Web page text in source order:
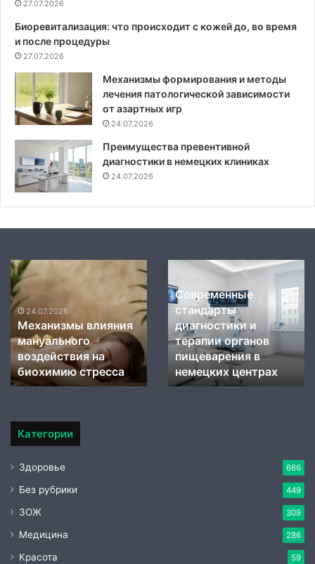
27.07.2026
Биоревитализация: что происходит с кожей до, во время
и после процедуры
27.07.2026
Механизмы формирования и методы
лечения патологической зависимости
от азартных игр
24.07.2026
Преимущества превентивной
диагностики в немецких клиниках
24.07.2026
Механизмы
влияния
мануального
воздействия
на
биохимию
стресса
24.07.2026
Механизмы влияния
мануального
воздействия на
биохимию стресса
Современные
диагностики
терапии
органов
пищеварения
немецких
24.07.2026
Современные
стандарты
диагностики и
терапии органов
пищеварения в
немецких центрах
Категории
Здоровье 666
Без рубрики 449
ЗОЖ 309
Медицина 286
Красота 59